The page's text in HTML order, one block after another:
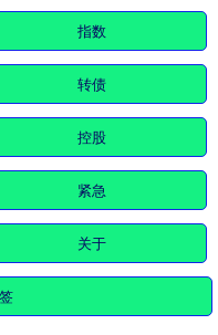
指数
转债
控股
紧急
关于